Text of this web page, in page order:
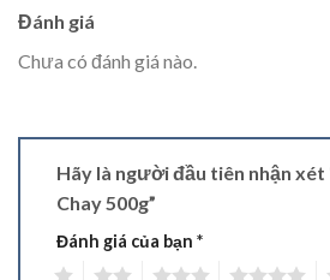
Đánh giá
Chưa có đánh giá nào.
Hãy là người đầu tiên nhận xét
Chay 500g”
Đánh giá của bạn *